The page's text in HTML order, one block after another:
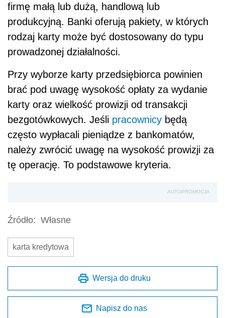
firmę małą lub dużą, handlową lub
produkcyjną. Banki oferują pakiety, w których
rodzaj karty może być dostosowany do typu
prowadzonej działalności.
Przy wyborze karty przedsiębiorca powinien
brać pod uwagę wysokość opłaty za wydanie
karty oraz wielkość prowizji od transakcji
bezgotówkowych. Jeśli pracownicy będą
często wypłacali pieniądze z bankomatów,
należy zwrócić uwagę na wysokość prowizji za
tę operację. To podstawowe kryteria.
AUTOPROMOCJA
Źródło: Własne
karta kredytowa
Wersja do druku
Napisz do nas